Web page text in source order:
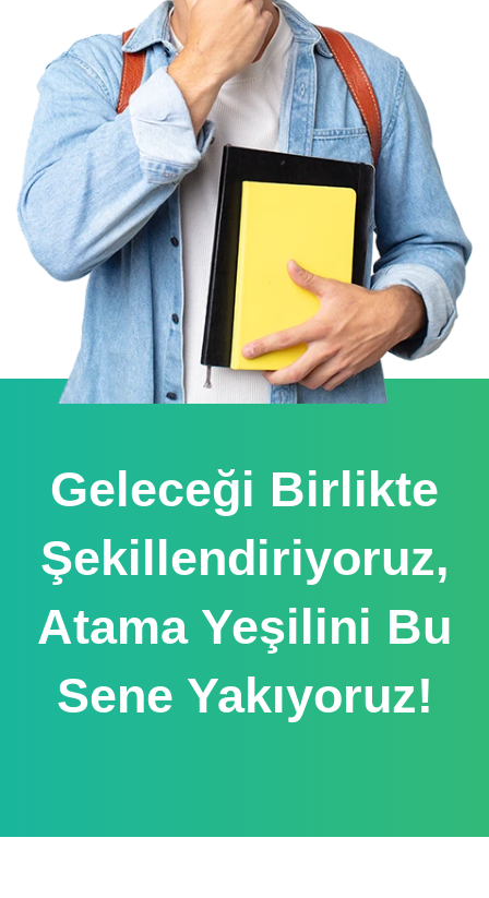
Geleceği Birlikte
Şekillendiriyoruz,
Atama Yeşilini Bu
Sene Yakıyoruz!